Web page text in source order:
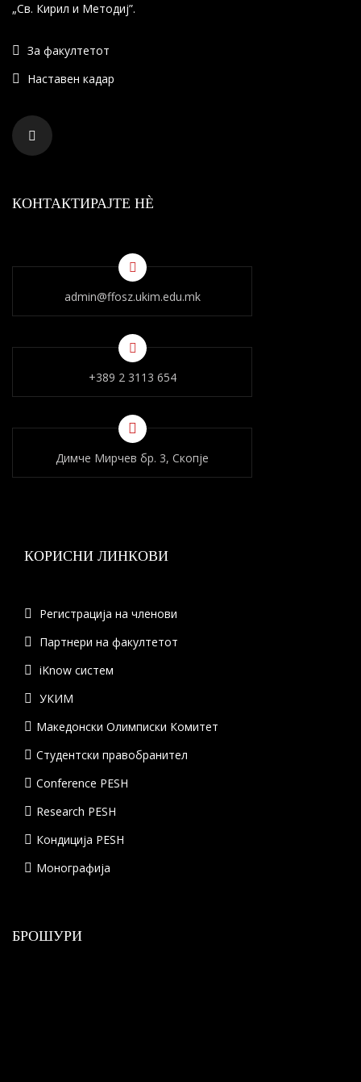
„Св. Кирил и Методиј”.
За факултетот
Наставен кадар
КОНТАКТИРАЈТЕ НÈ
admin@ffosz.ukim.edu.mk
+389 2 3113 654
Димче Мирчев бр. 3, Скопје
КОРИСНИ ЛИНКОВИ
Регистрација на членови
Партнери на факултетот
iKnow систем
УКИМ
Македонски Олимписки Комитет
Студентски правобранител
Conference PESH
Research PESH
Кондиција PESH
Монографија
БРОШУРИ